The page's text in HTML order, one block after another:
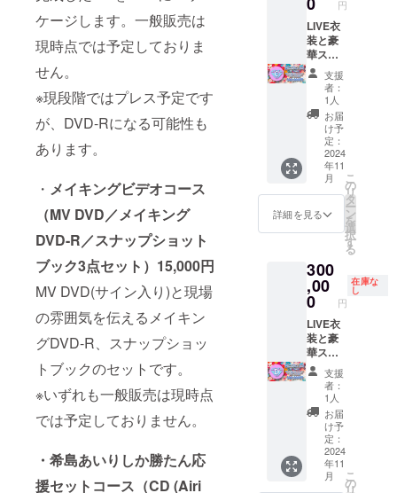
ケージします。一般販売は
現時点では予定しておりま
せん。
※現段階ではプレス予定です
が、DVD-Rになる可能性も
あります。
・ メイキングビデオコース
（MV DVD／メイキング
DVD-R／スナップショット
ブック3点セット）15,000円
MV DVD(サイン入り)と現場
の雰囲気を伝えるメイキン
グDVD-R、スナップショッ
トブックのセットです。
※いずれも一般販売は現時点
では予定しておりません。
・希島あいりしか勝たん応
援セットコース（CD (Airi
トに
よって
表示で
きない
場合が
ありま
す。 ※
誹謗中
傷・ハ
ラスメ
ントを
含むと
思われ
る文字
列を含
んでい
るとス
が判断
した場
合は、
CAMPF
IREにご
登録さ
れてい
るお名
前をカ
タカナ
で表記
させて
いただ
きま
す。予
めご了
間を予
定して
おりま
す。 ※
現場の
進行を
優先し
ますの
で本人
との交
流等の
時間は
想定さ
れてお
りませ
んが、
見学終
じーと
ご支援
いただ
いた皆
様との
集合写
真を
撮った
画像
データ
をお送
り致し
ます。
(きじー
からの
お礼
す。
でき
じーが
実際に
着用し
た衣装
に、
パーソ
ナルな
スーベ
ニアを
付けて
限られ
た方に
提供す
るコー
スで
す。 衣
真のも
のにな
りま
す。
円
LIVE衣
装と豪
華スー
ベニア
（衣装
／生写
真／お
礼メッ
セージ
／サイ
ン,宛名,
メッ
セージ,
キス
マーク
入り色
コース
過去の
ライブ
でき
じーが
実際に
着用し
た衣装
に、
パーソ
ナルな
スーベ
ニアを
付けて
限られ
た方に
支援
者：
1人
お届
け予
定：
2024
年11
月
詳細を見る
こ
の
リ
タ
ー
ン
を
選
択
す
る
300
,00
0 円
在庫な
し
LIVE衣
装と豪
華スー
ベニア
（衣装
／生写
真／お
礼メッ
セージ
／サイ
ン,宛名,
メッ
支援
者：
1人
お届
け予
定：
2024
年11
月
こ
の